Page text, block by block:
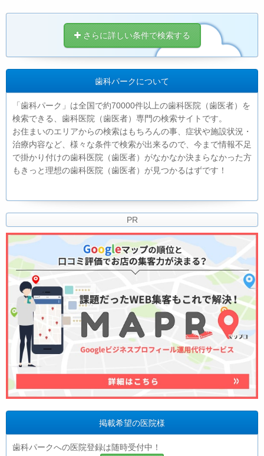
さらに詳しい条件で検索する
歯科パークについて
「歯科パーク」は全国で約70000件以上の歯科医院（歯医者）を
検索できる、歯科医院（歯医者）専門の検索サイトです。
お住まいのエリアからの検索はもちろんの事、症状や施設状況・
治療内容など、様々な条件で検索が出来るので、今まで情報不足
で掛かり付けの歯科医院（歯医者）がなかなか決まらなかった方
もきっと理想の歯科医院（歯医者）が見つかるはずです！
PR
掲載希望の医院様
歯科パークへの医院登録は随時受付中！